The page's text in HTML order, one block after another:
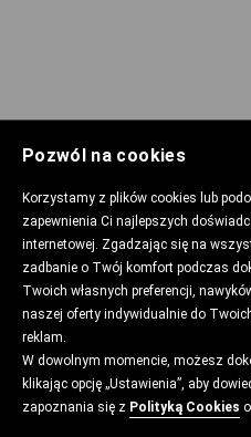
Pozwól na cookies
Korzystamy z plików cookies lub
zapewnienia Ci najlepszych
internetowej. Zgadzając się na
zadbanie o Twój komfort podczas
Twoich własnych preferencji,
naszej oferty indywidualnie do
reklam.
W dowolnym momencie, możesz
klikając opcję „Ustawienia”, aby
zapoznania się z Polityką Cookies